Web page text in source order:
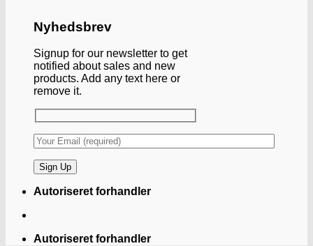
Nyhedsbrev
Signup for our newsletter to get
notified about sales and new
products. Add any text here or
remove it.
Autoriseret forhandler
Autoriseret forhandler